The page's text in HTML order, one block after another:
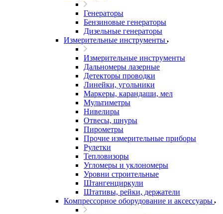
Генераторы
Бензиновые генераторы
Дизельные генераторы
Измерительные инструменты
Измерительные инструменты
Дальномеры лазерные
Детекторы проводки
Линейки, угольники
Маркеры, карандаши, мел
Мультиметры
Нивелиры
Отвесы, шнуры
Пирометры
Прочие измерительные приборы
Рулетки
Тепловизоры
Угломеры и уклономеры
Уровни строительные
Штангенциркули
Штативы, рейки, держатели
Компрессорное оборудование и аксессуары